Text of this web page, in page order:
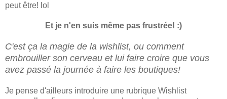
peut être! lol
Et je n'en suis même pas frustrée! :)
C'est ça la magie de la wishlist, ou comment
embrouiller son cerveau et lui faire croire que vous
avez passé la journée à faire les boutiques!
Je pense d'ailleurs introduire une rubrique Wishlist